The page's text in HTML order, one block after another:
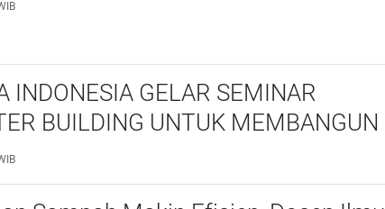
INDONESIA GELAR SEMINAR
BUILDING UNTUK MEMBANGUN
NASRANI BERINTEGRITAS DAN